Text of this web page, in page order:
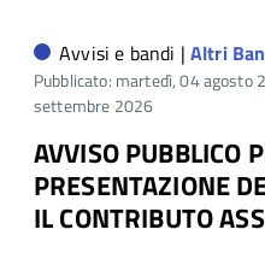
Avvisi e bandi | Altri
Pubblicato: martedì, 04 agosto
settembre 2026
AVVISO PUBBLICO
PRESENTAZIONE
IL CONTRIBUTO